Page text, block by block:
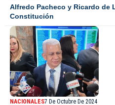
Alfredo Pacheco y Ricardo de
Constitución
NACIONALES7 De Octubre De 2024